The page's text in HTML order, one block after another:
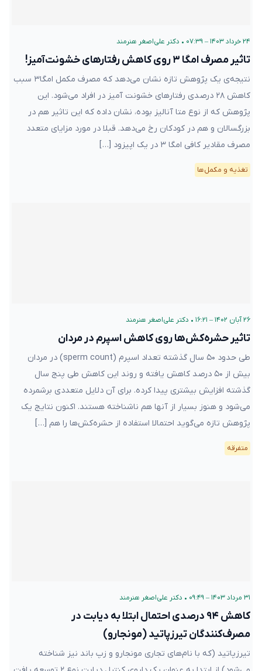
۲۴ خرداد ۱۴۰۳ – ۰۷:۳۹ • دکتر علی‌اصغر هنرمند
تاثیر مصرف امگا ۳ روی کاهش رفتارهای خشونت‌آمیز!
نتیجه‌ی یک پژوهش تازه نشان می‌دهد که مصرف مکمل‌ امگا۳ سبب
کاهش ۲۸ درصدی رفتارهای خشونت آمیز در افراد می‌شود. این
پژوهش که از نوع متا آنالیز بوده، نشان داده که این تاثیر هم در
بزرگسالان و هم در کودکان رخ می‌دهد. قبلا در مورد مزایای متعدد
مصرف مقادیر کافی امگا ۳ در یک اپیزود […]
تغذیه و مکمل‌ها
۲۶ آبان ۱۴۰۲ – ۱۶:۲۱ • دکتر علی‌اصغر هنرمند
تاثیر حشره‌کش‌ها روی کاهش اسپرم در مردان
طی حدود ۵۰ سال گذشته تعداد اسپرم‌ (sperm count) در مردان
بیش از ۵۰ درصد کاهش یافته و روند این کاهش طی پنج سال
گذشته افزایش بیشتری پیدا کرده. برای آن دلایل متعددی برشمرده
می‌شود و هنوز بسیار از آنها هم ناشناخته هستند. اکنون نتایج یک
پژوهش تازه می‌گوید احتمالا استفاده از حشره‌کش‌ها را هم […]
متفرقه
۳۱ مرداد ۱۴۰۳ – ۰۹:۴۹ • دکتر علی‌اصغر هنرمند
کاهش ۹۴ درصدی احتمال ابتلا به دیابت در
مصرف‌کنندگان تیرزپاتید (مونجارو)
تیرزپاتید (که با نام‌های تجاری مونجارو و زپ باند نیز شناخته